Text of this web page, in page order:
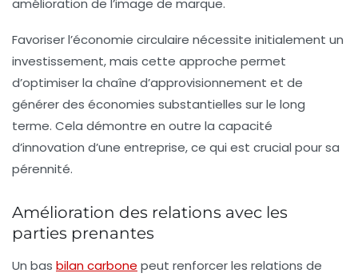
Favoriser l’économie circulaire nécessite initialement un
investissement, mais cette approche permet
d’optimiser la chaîne d’approvisionnement et de
générer des économies substantielles sur le long
terme. Cela démontre en outre la capacité
d’innovation d’une entreprise, ce qui est crucial pour sa
pérennité.
Amélioration des relations avec les
parties prenantes
Un bas bilan carbone peut renforcer les relations de